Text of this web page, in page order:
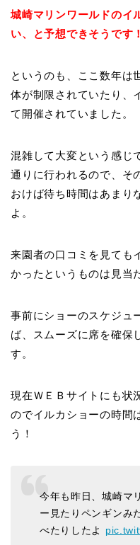
城崎マリンワールドのイ
い、と予想できそうです！
というのも、ここ数年は
体が制限されていたり、
て開催されていました。
混雑して大変という感じ
通りに行われるので、そ
おけば待ち時間はあまり
よ。
来園者の口コミを見ても
かったというものは見当
事前にショーのスケジュ
ば、スムーズに席を確保
す。
現在ＷＥＢサイトにも状
のでイルカショーの時間
う！
今年も昨日、城崎マ
ー見たりペンギンみ
べたりしたよ